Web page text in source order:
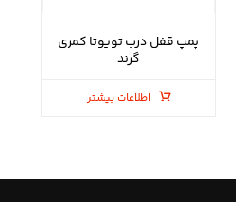
پمپ قفل درب تویوتا کمری
گرند
اطلاعات بیشتر